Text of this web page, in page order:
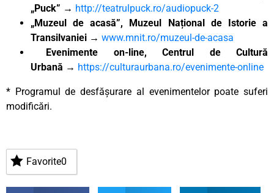
„Puck” → http://teatrulpuck.ro/audiopuck-2
„Muzeul de acasă”, Muzeul Național de Istorie a
Transilvaniei → www.mnit.ro/muzeul-de-acasa
Evenimente on-line, Centrul de Cultură
Urbană → https://culturaurbana.ro/evenimente-online
* Programul de desfășurare al evenimentelor poate suferi
modificări.
Favorite0